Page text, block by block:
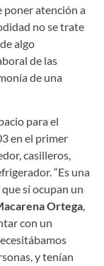
poner atención a
no se trate
algo
de las
de una
para el
en el primer
casilleros,
“Es una
sí ocupan un
Ortega,
con un
y tenían